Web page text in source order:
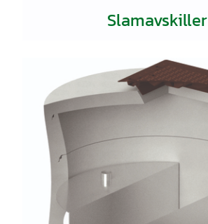
Slamavskiller